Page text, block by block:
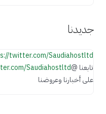
جديدنا
twitter.com/Saudiahostltd
تابعنا @Saudiahostltd
على أخبارنا وعروضنا